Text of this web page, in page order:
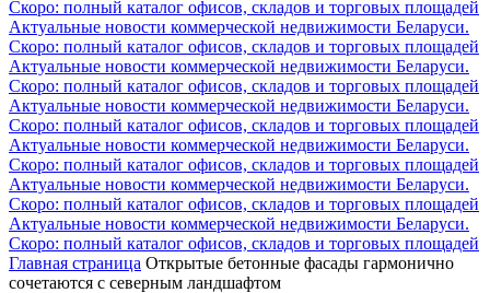
Скоро: полный каталог офисов, складов и торговых площадей
Актуальные новости коммерческой недвижимости Беларуси.
Скоро: полный каталог офисов, складов и торговых площадей
Актуальные новости коммерческой недвижимости Беларуси.
Скоро: полный каталог офисов, складов и торговых площадей
Актуальные новости коммерческой недвижимости Беларуси.
Скоро: полный каталог офисов, складов и торговых площадей
Актуальные новости коммерческой недвижимости Беларуси.
Скоро: полный каталог офисов, складов и торговых площадей
Актуальные новости коммерческой недвижимости Беларуси.
Скоро: полный каталог офисов, складов и торговых площадей
Актуальные новости коммерческой недвижимости Беларуси.
Скоро: полный каталог офисов, складов и торговых площадей
Главная страница Открытые бетонные фасады гармонично
сочетаются с северным ландшафтом